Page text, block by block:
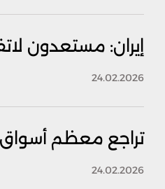
إيران: مستعدون
24.02.2026
تراجع معظم أسواق
24.02.2026